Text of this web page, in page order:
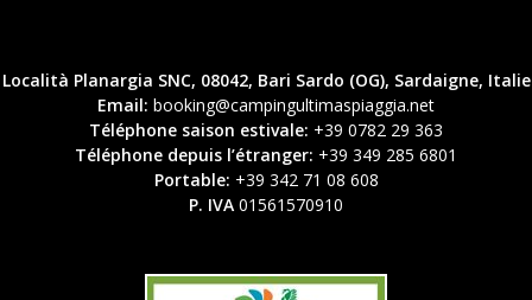
Località Planargia SNC, 08042, Bari Sardo (OG), Sardaigne, Italie
Email: booking@campingultimaspiaggia.net
Téléphone saison estivale: +39 0782 29 363
Téléphone depuis l’étranger: +39 349 285 6801
Portable: +39 342 71 08 608
P. IVA 01561570910